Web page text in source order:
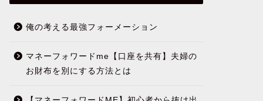
俺の考える最強フォーメーション
マネーフォワードme【口座を共有】夫婦の
お財布を別にする方法とは